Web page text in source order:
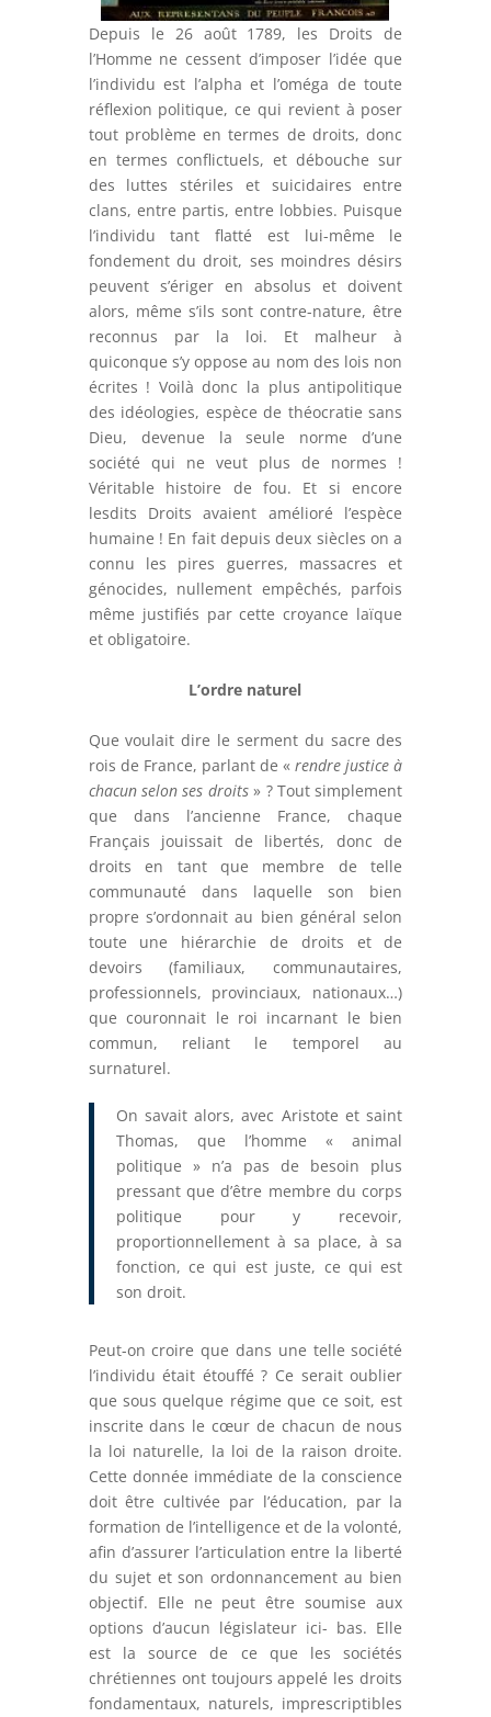
Depuis le 26 août 1789, les Droits de
l’Homme ne cessent d’imposer l’idée que
l’individu est l’alpha et l’oméga de toute
réflexion politique, ce qui revient à poser
tout problème en termes de droits, donc
en termes conflictuels, et débouche sur
des luttes stériles et suicidaires entre
clans, entre partis, entre lobbies. Puisque
l’individu tant flatté est lui-même le
fondement du droit, ses moindres désirs
peuvent s’ériger en absolus et doivent
alors, même s’ils sont contre-nature, être
reconnus par la loi. Et malheur à
quiconque s’y oppose au nom des lois non
écrites ! Voilà donc la plus antipolitique
des idéologies, espèce de théocratie sans
Dieu, devenue la seule norme d’une
société qui ne veut plus de normes !
Véritable histoire de fou. Et si encore
lesdits Droits avaient amélioré l’espèce
humaine ! En fait depuis deux siècles on a
connu les pires guerres, massacres et
génocides, nullement empêchés, parfois
même justifiés par cette croyance laïque
et obligatoire.
L’ordre naturel
Que voulait dire le serment du sacre des
rois de France, parlant de «rendre justice à
chacun selon ses droits» ? Tout simplement
que dans l’ancienne France, chaque
Français jouissait de libertés, donc de
droits en tant que membre de telle
communauté dans laquelle son bien
propre s’ordonnait au bien général selon
toute une hiérarchie de droits et de
devoirs (familiaux, communautaires,
professionnels, provinciaux, nationaux…)
que couronnait le roi incarnant le bien
commun, reliant le temporel au
surnaturel.
On savait alors, avec Aristote et saint
Thomas, que l’homme « animal
politique » n’a pas de besoin plus
pressant que d’être membre du corps
politique pour y recevoir,
proportionnellement à sa place, à sa
fonction, ce qui est juste, ce qui est
son droit.
Peut-on croire que dans une telle société
l’individu était étouffé ? Ce serait oublier
que sous quelque régime que ce soit, est
inscrite dans le cœur de chacun de nous
la loi naturelle, la loi de la raison droite.
Cette donnée immédiate de la conscience
doit être cultivée par l’éducation, par la
formation de l’intelligence et de la volonté,
afin d’assurer l’articulation entre la liberté
du sujet et son ordonnancement au bien
objectif. Elle ne peut être soumise aux
options d’aucun législateur ici- bas. Elle
est la source de ce que les sociétés
chrétiennes ont toujours appelé les droits
fondamentaux, naturels, imprescriptibles